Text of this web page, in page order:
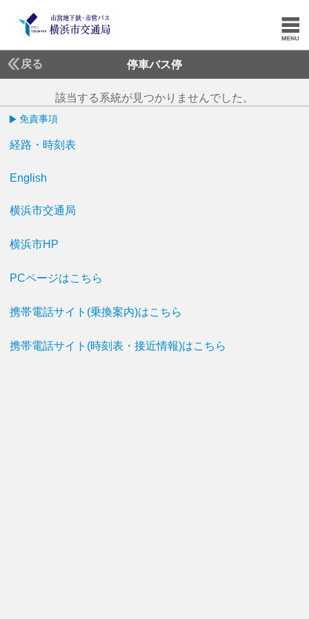
戻る 停車バス停
該当する系統が見つかりませんでした。
免責事項
経路・時刻表
English
横浜市交通局
横浜市HP
PCページはこちら
携帯電話サイト(乗換案内)はこちら
携帯電話サイト(時刻表・接近情報)はこちら